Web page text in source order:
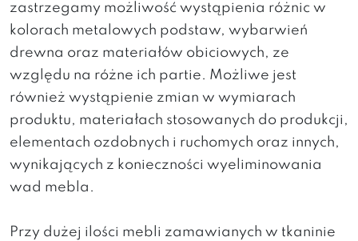
zastrzegamy możliwość wystąpienia różnic w
kolorach metalowych podstaw, wybarwień
drewna oraz materiałów obiciowych, ze
względu na różne ich partie. Możliwe jest
również wystąpienie zmian w wymiarach
produktu, materiałach stosowanych do produkcji,
elementach ozdobnych i ruchomych oraz innych,
wynikających z konieczności wyeliminowania
wad mebla.
Przy dużej ilości mebli zamawianych w tkaninie